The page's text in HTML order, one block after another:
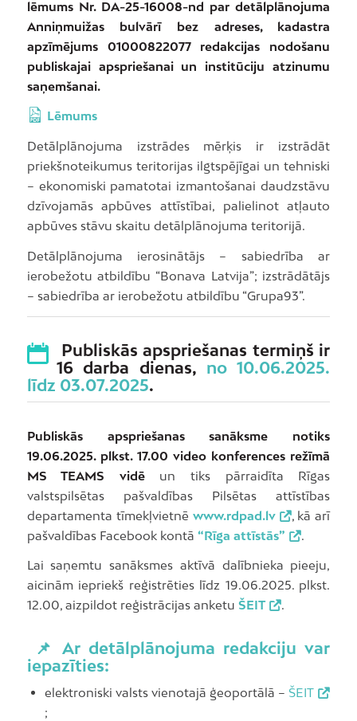
lēmums Nr. DA-25-16008-nd par detālplānojuma
Anniņmuižas bulvārī bez adreses, kadastra
apzīmējums 01000822077 redakcijas nodošanu
publiskajai apspriešanai un institūciju atzinumu
saņemšanai.
Lēmums
Detālplānojuma izstrādes mērķis ir izstrādāt
priekšnoteikumus teritorijas ilgtspējīgai un tehniski
– ekonomiski pamatotai izmantošanai daudzstāvu
dzīvojamās apbūves attīstībai, palielinot atļauto
apbūves stāvu skaitu detālplānojuma teritorijā.
Detālplānojuma ierosinātājs – sabiedrība ar
ierobežotu atbildību “Bonava Latvija”; izstrādātājs
– sabiedrība ar ierobežotu atbildību “Grupa93”.
Publiskās apspriešanas termiņš ir
16 darba dienas, no 10.06.2025.
līdz 03.07.2025.
Publiskās apspriešanas sanāksme notiks
19.06.2025. plkst. 17.00 video konferences režīmā
MS TEAMS vidēun tiks pārraidīta Rīgas
valstspilsētas pašvaldības Pilsētas attīstības
departamenta tīmekļvietnē www.rdpad.lv
, kā arī
pašvaldības Facebook kontā “Rīga attīstās” .
Lai saņemtu sanāksmes aktīvā dalībnieka pieeju,
aicinām iepriekš reģistrēties līdz 19.06.2025. plkst.
12.00, aizpildot reģistrācijas anketu ŠEIT .
📌 Ar detālplānojuma redakciju var
iepazīties:
elektroniski valsts vienotajā ģeoportālā – ŠEIT
;